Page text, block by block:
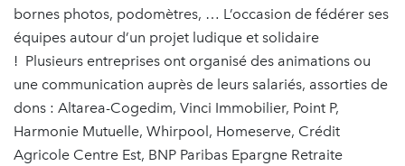
bornes photos, podomètres, … L’occasion de fédérer ses
équipes autour d’un projet ludique et solidaire
! Plusieurs entreprises ont organisé des animations ou
une communication auprès de leurs salariés, assorties de
dons : Altarea-Cogedim, Vinci Immobilier, Point P,
Harmonie Mutuelle, Whirpool, Homeserve, Crédit
Agricole Centre Est, BNP Paribas Epargne Retraite